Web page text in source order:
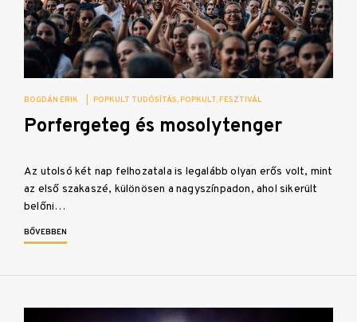
BOGDÁN ERIK POPKULT TUDÓSÍTÁS POPKULT FESZTIVÁL
Porfergeteg és mosolytenger
Az utolsó két nap felhozatala is legalább olyan erős volt, mint
az első szakaszé, különösen a nagyszínpadon, ahol sikerült
belőni…
BŐVEBBEN